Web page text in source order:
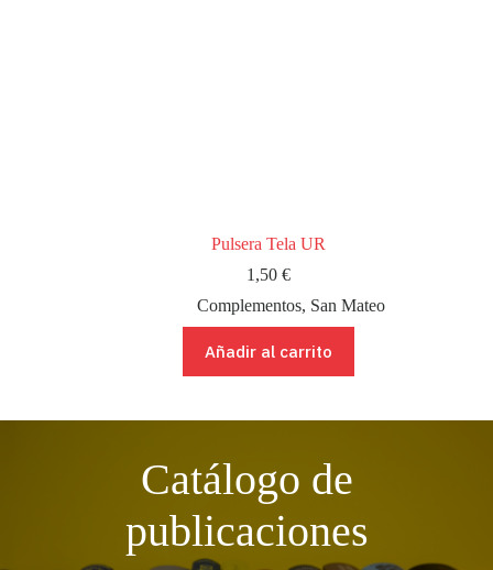
Pulsera Tela UR
1,50 €
Complementos, San Mateo
Añadir al carrito
Catálogo de
publicaciones